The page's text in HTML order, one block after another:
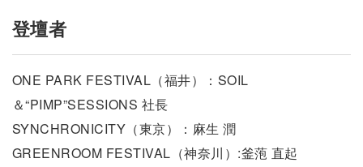
登壇者
ONE PARK FESTIVAL（福井）：SOIL
＆“PIMP”SESSIONS 社長
SYNCHRONICITY（東京）：麻生 潤
GREENROOM FESTIVAL（神奈川）:釜萢 直起